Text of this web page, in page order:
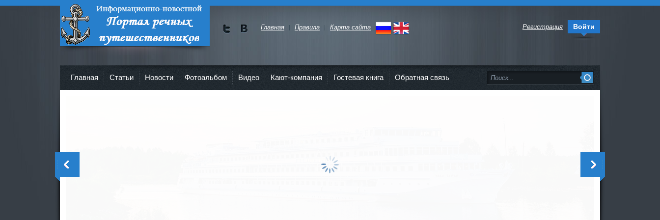
Портал речных путешественников -
Регистрация Войти
Главная Правила Карта сайта
Главная Cтатьи Новости Фотоальбом Видео Кают-компания Гостевая книга Обратная связь